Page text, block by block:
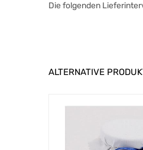
Die folgenden
ALTERNATIVE